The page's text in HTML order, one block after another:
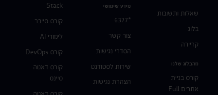
שאלות ותשובות
בלוג
קריירה
מהבלוג שלנו
קורס בניית
אתרים Full
מידע שימושי
*6377
צור קשר
הסדרי נגישות
שירות לסטודנט
הצהרת נגישות
Stack
קורס סייבר
לימודי AI
קורס DevOps
קורס דאטה
סיינס